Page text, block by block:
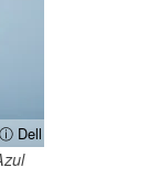
ⓘ Dell